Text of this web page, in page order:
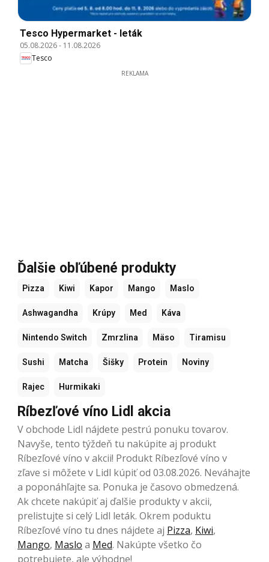
Tesco Hypermarket - leták
05.08.2026- 11.08.2026
Tesco
REKLAMA
Ďalšie obľúbené produkty
Pizza Kiwi Kapor Mango Maslo
Ashwagandha Krúpy Med Káva
Nintendo Switch Zmrzlina Mäso Tiramisu
Sushi Matcha Šišky Protein Noviny
Rajec Hurmikaki
Ríbezľové víno Lidl akcia
V obchode Lidl nájdete pestrú ponuku tovarov.
Navyše, tento týždeň tu nakúpite aj produkt
Ríbezľové víno v akcii! Produkt Ríbezľové víno v
zľave si môžete v Lidl kúpiť od 03.08.2026. Neváhajte
a poponáhľajte sa. Ponuka je časovo obmedzená.
Ak chcete nakúpiť aj ďalšie produkty v akcii,
prelistujte si celý Lidl leták. Okrem poduktu
Ríbezľové víno tu dnes nájdete aj Pizza, Kiwi,
Mango, Maslo a Med. Nakúpte všetko čo
potrebujete, ale výhodne!